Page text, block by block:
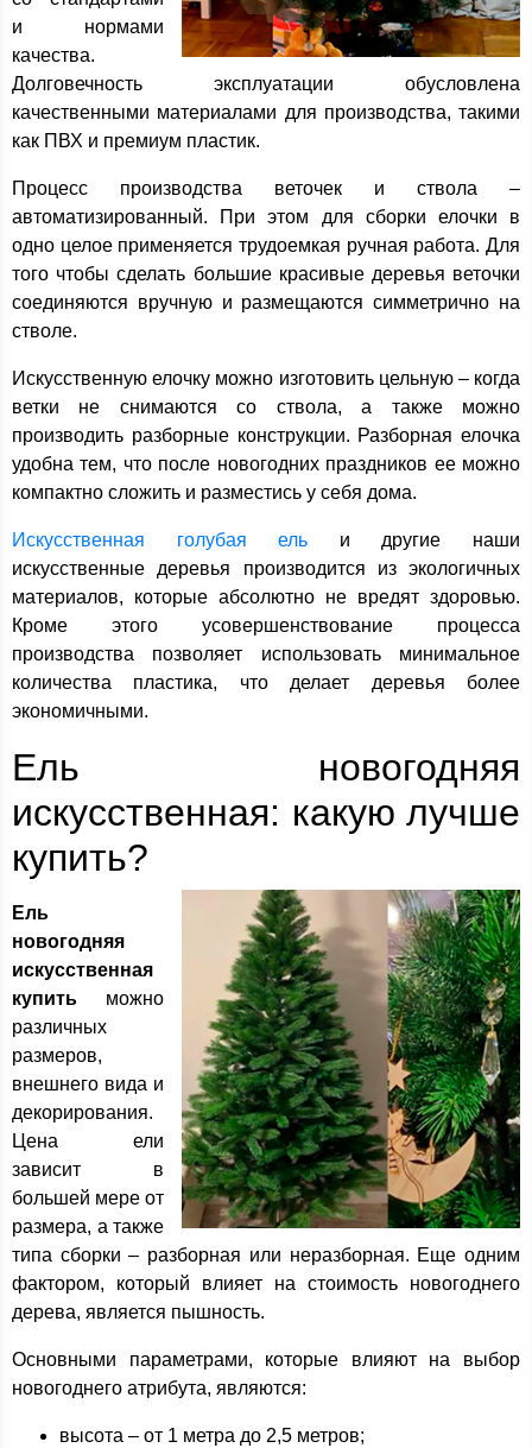
и нормами
качества.
Долговечность эксплуатации обусловлена
качественными материалами для производства, такими
как ПВХ и премиум пластик.
Процесс производства веточек и ствола –
автоматизированный. При этом для сборки елочки в
одно целое применяется трудоемкая ручная работа. Для
того чтобы сделать большие красивые деревья веточки
соединяются вручную и размещаются симметрично на
стволе.
Искусственную елочку можно изготовить цельную – когда
ветки не снимаются со ствола, а также можно
производить разборные конструкции. Разборная елочка
удобна тем, что после новогодних праздников ее можно
компактно сложить и разместись у себя дома.
Искусственная голубая ель и другие наши
искусственные деревья производится из экологичных
материалов, которые абсолютно не вредят здоровью.
Кроме этого усовершенствование процесса
производства позволяет использовать минимальное
количества пластика, что делает деревья более
экономичными.
Ель новогодняя
искусственная: какую лучше
купить?
Ель
новогодняя
искусственная
купить можно
различных
размеров,
внешнего вида и
декорирования.
Цена ели
зависит в
большей мере от
размера, а также
типа сборки – разборная или неразборная. Еще одним
фактором, который влияет на стоимость новогоднего
дерева, является пышность.
Основными параметрами, которые влияют на выбор
новогоднего атрибута, являются:
высота – от 1 метра до 2,5 метров;